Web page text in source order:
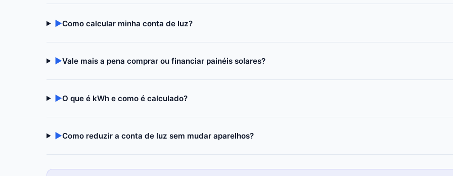
▶Como calcular minha conta de luz?
▶Vale mais a pena comprar ou financiar painéis solares?
▶O que é kWh e como é calculado?
▶Como reduzir a conta de luz sem mudar aparelhos?